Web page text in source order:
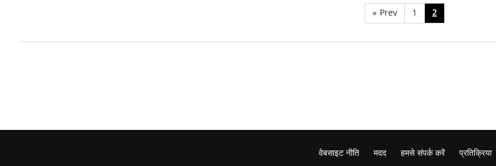
« Prev 1 2
वेबसाइट नीति मदद हमसे संपर्क करें प्रतिक्रिया